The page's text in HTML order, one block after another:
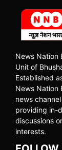
News Nation
Unit of
Established
News Nation
news
providing in-
discussions
interests.